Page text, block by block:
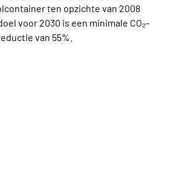
ten opzichte van 2008
voor 2030 is een minimale CO₂-
van 55%.